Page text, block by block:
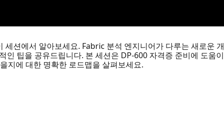
션에서 알아보세요. Fabric 분석 엔지니어가 다루는 새로운 개
팁을 공유드립니다. 본 세션은 DP-600 자격증 준비에 도움이
지에 대한 명확한 로드맵을 살펴보세요.